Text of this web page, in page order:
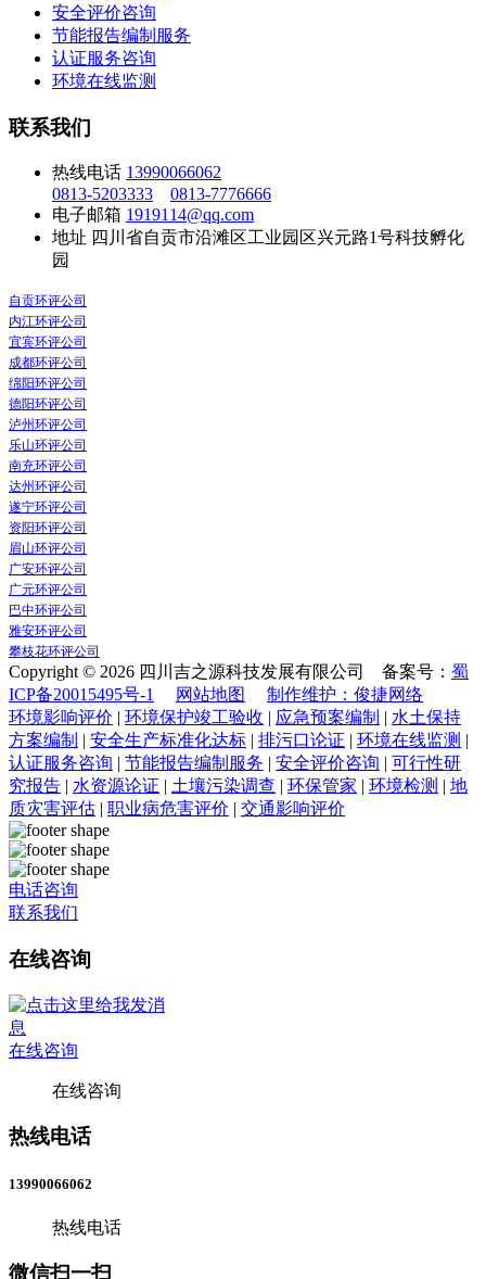
安全评价咨询
节能报告编制服务
认证服务咨询
环境在线监测
联系我们
热线电话 13990066062
0813-5203333
0813-7776666
电子邮箱 1919114@qq.com
地址 四川省自贡市沿滩区工业园区兴元路1号科技孵化
园
自贡环评公司
内江环评公司
宜宾环评公司
成都环评公司
绵阳环评公司
德阳环评公司
泸州环评公司
乐山环评公司
南充环评公司
达州环评公司
遂宁环评公司
资阳环评公司
眉山环评公司
广安环评公司
广元环评公司
巴中环评公司
雅安环评公司
攀枝花环评公司
Copyright © 2026 四川吉之源科技发展有限公司 备案号： 蜀
ICP备20015495号-1
网站地图
制作维护：俊捷网络
环境影响评价 | 环境保护竣工验收 | 应急预案编制 | 水土保持
方案编制 | 安全生产标准化达标 | 排污口论证 | 环境在线监测 |
认证服务咨询 | 节能报告编制服务 | 安全评价咨询 | 可行性研
究报告 | 水资源论证 | 土壤污染调查 | 环保管家 | 环境检测 | 地
质灾害评估 | 职业病危害评价 | 交通影响评价
电话咨询
联系我们
在线咨询
在线咨询
在线咨询
热线电话
13990066062
热线电话
微信扫一扫